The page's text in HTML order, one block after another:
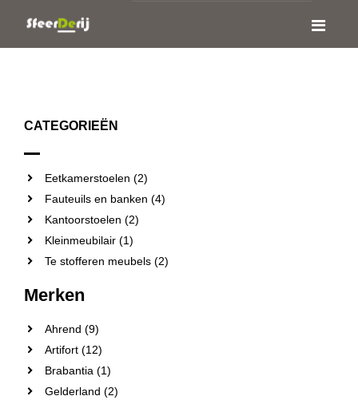
CATEGORIEËN
Eetkamerstoelen (2)
Fauteuils en banken (4)
Kantoorstoelen (2)
Kleinmeubilair (1)
Te stofferen meubels (2)
Merken
Ahrend (9)
Artifort (12)
Brabantia (1)
Gelderland (2)